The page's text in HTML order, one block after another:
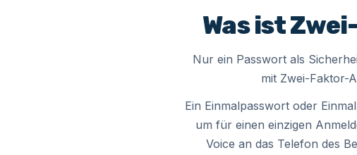
Was ist
Nur ein Passwort als
mit Zwei-Faktor-
Ein Einmalpasswort oder
um für einen einzigen
Voice an das Telefon des